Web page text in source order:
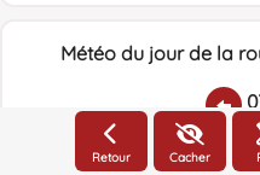
Météo du jour de la
Retour Cacher